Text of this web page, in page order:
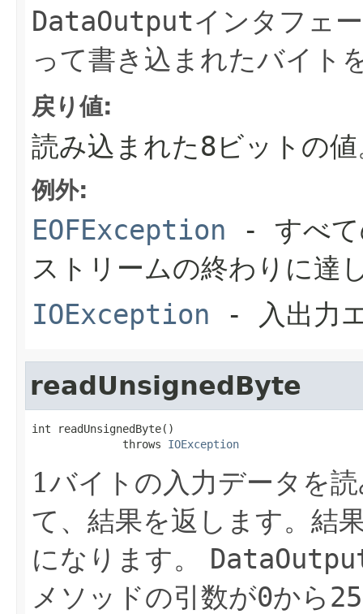
DataOutputインタフェ
って書き込まれたバイト
戻り値:
読み込まれた8ビットの
例外:
EOFException - すべて
ストリームの終わりに達
IOException - 入出力
readUnsignedByte
int readUnsignedByte()
              throws
IOException
1バイトの入力データを
て、結果を返します。結
になります。
メソッドの引数が0から